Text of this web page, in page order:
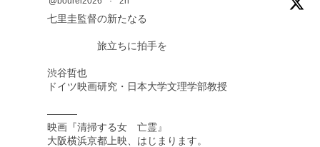
七里圭監督の新たなる
旅立ちに拍手を
渋谷哲也
ドイツ映画研究・日本大学文理学部教授
―――
映画『清掃する女 亡霊』
大阪横浜京都上映、はじまります。